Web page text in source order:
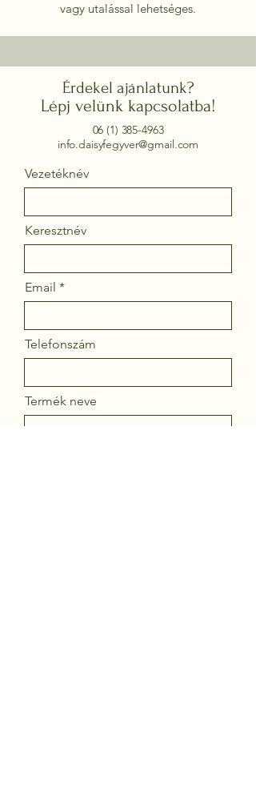
vagy utalással lehetséges.
Érdekel ajánlatunk?
Lépj velünk kapcsolatba!
06 (1) 385-4963
info.daisyfegyver@gmail.com
Vezetéknév
Keresztnév
Email
Telefonszám
Termék neve